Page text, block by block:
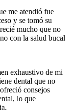
me atendió fue
y se tomó su
mucho que no
con la salud bucal
exhaustivo de mi
dental que no
consejos
lo que